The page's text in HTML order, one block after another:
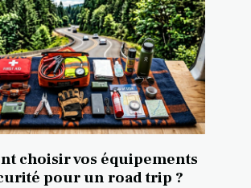
choisir vos équipements
pour un road trip ?